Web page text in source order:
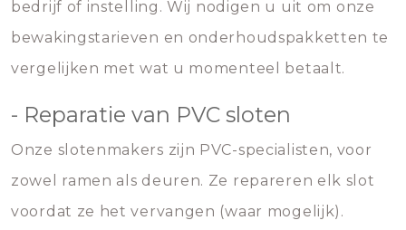
bedrijf of instelling. Wij nodigen u uit om onze
bewakingstarieven en onderhoudspakketten te
vergelijken met wat u momenteel betaalt.
- Reparatie van PVC sloten
Onze slotenmakers zijn PVC-specialisten, voor
zowel ramen als deuren. Ze repareren elk slot
voordat ze het vervangen (waar mogelijk).